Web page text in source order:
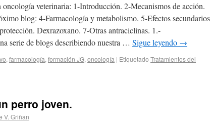
veterinaria: 1-Introducción. 2-Mecanismos de acción.
blog: 4-Farmacología y metabolismo. 5-Efectos secundarios
Dexrazoxano. 7-Otras antraciclinas. 1.-
serie de blogs describiendo nuestra … Sigue leyendo →
, farmacología, formación JG, oncología | Etiquetado Tratamientos del
perro joven.
V. Griñan